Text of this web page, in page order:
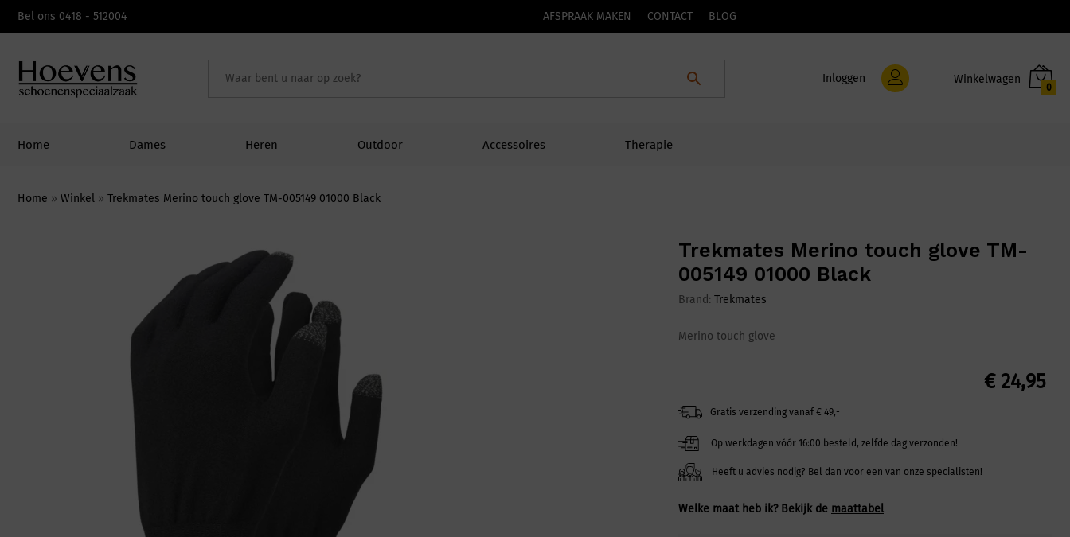
Bel ons 0418 - 512004 AFSPRAAK MAKEN CONTACT BLOG
Inloggen
0
Home Dames Heren Outdoor Accessoires Therapie
Home » Winkel » Trekmates Merino touch glove TM-005149 01000 Black
Trekmates Merino touch glove TM-
005149 01000 Black
Brand: Trekmates
Merino touch glove
€24,95
Gratis verzending vanaf € 49,-
Op werkdagen vóór 16:00 besteld, zelfde dag verzonden!
Heeft u advies nodig? Bel dan voor een van onze specialisten!
Welke maat heb ik? Bekijk de maattabel